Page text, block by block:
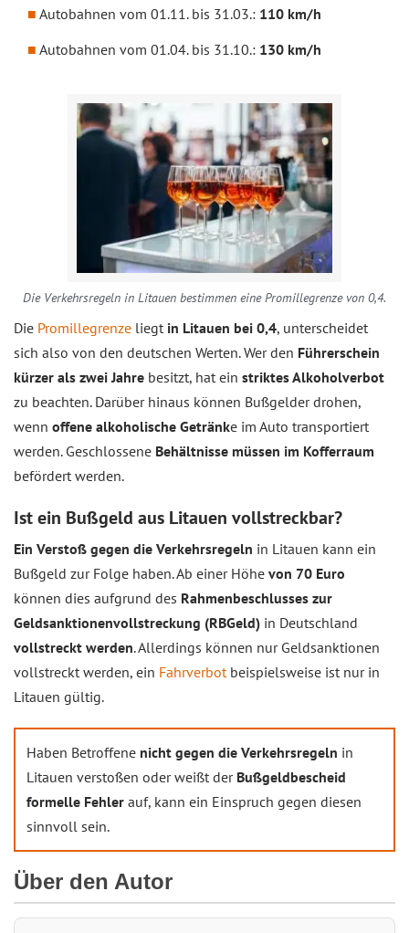
Autobahnen vom 01.11. bis 31.03.: 110 km/h
Autobahnen vom 01.04. bis 31.10.: 130 km/h
Die Verkehrsregeln in Litauen bestimmen eine Promillegrenze von 0,4.
Die Promillegrenze liegt in Litauen bei 0,4, unterscheidet
sich also von den deutschen Werten. Wer den Führerschein
kürzer als zwei Jahre besitzt, hat ein striktes Alkoholverbot
zu beachten. Darüber hinaus können Bußgelder drohen,
wenn offene alkoholische Getränke im Auto transportiert
werden. Geschlossene Behältnisse müssen im Kofferraum
befördert werden.
Ist ein Bußgeld aus Litauen vollstreckbar?
Ein Verstoß gegen die Verkehrsregeln in Litauen kann ein
Bußgeld zur Folge haben. Ab einer Höhe von 70 Euro
können dies aufgrund des Rahmenbeschlusses zur
Geldsanktionenvollstreckung (RBGeld) in Deutschland
vollstreckt werden. Allerdings können nur Geldsanktionen
vollstreckt werden, ein Fahrverbot beispielsweise ist nur in
Litauen gültig.
Haben Betroffene nicht gegen die Verkehrsregeln in
Litauen verstoßen oder weißt der Bußgeldbescheid
formelle Fehler auf, kann ein Einspruch gegen diesen
sinnvoll sein.
Über den Autor